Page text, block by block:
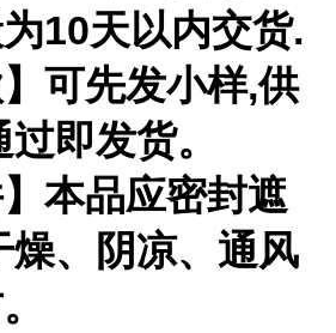
10天以内交货.
】可先发小样,供
即发货。
】本品应密封遮
燥、阴凉、通风